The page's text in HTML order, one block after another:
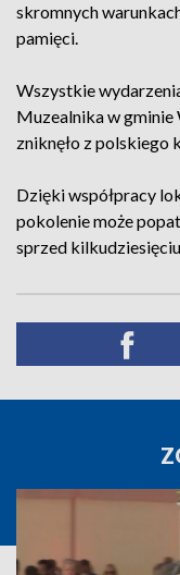
skromnych
pamięci.
Wszystkie
Muzealnika w gminie
zniknęło z polskiego
Dzięki współpracy
pokolenie może
sprzed